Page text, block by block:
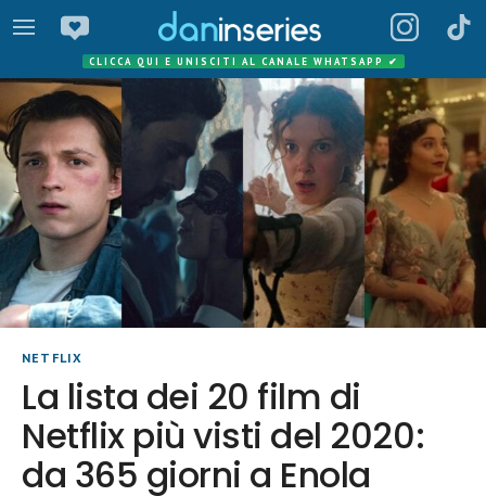
CLICCA QUI E UNISCITI AL CANALE WHATSAPP ✔
NETFLIX
La lista dei 20 film di
Netflix più visti del 2020:
da 365 giorni a Enola